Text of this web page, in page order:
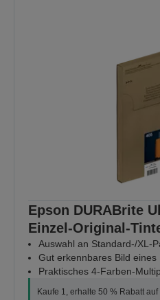
Epson DURABrite
Einzel-Original-
Auswahl an Standard-/XL-
Gut erkennbares Bild eines
Praktisches 4-Farben-
Kaufe 1, erhalte 50 % Rabatt